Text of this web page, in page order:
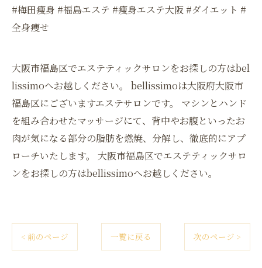
#梅田痩身 #福島エステ #痩身エステ大阪 #ダイエット #
全身痩せ
大阪市福島区でエステティックサロンをお探しの方はbel
lissimoへお越しください。 bellissimoは大阪府大阪市
福島区にございますエステサロンです。 マシンとハンド
を組み合わせたマッサージにて、背中やお腹といったお
肉が気になる部分の脂肪を燃焼、分解し、徹底的にアプ
ローチいたします。 大阪市福島区でエステティックサロ
ンをお探しの方はbellissimoへお越しください。
< 前のページ 一覧に戻る 次のページ >